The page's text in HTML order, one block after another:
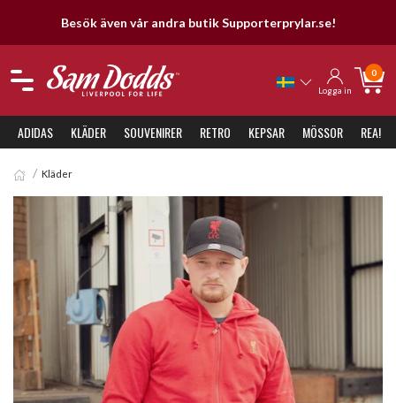
Besök även vår andra butik Supporterprylar.se!
Logga in
0
ADIDAS KLÄDER SOUVENIRER RETRO KEPSAR MÖSSOR REA!
Kläder